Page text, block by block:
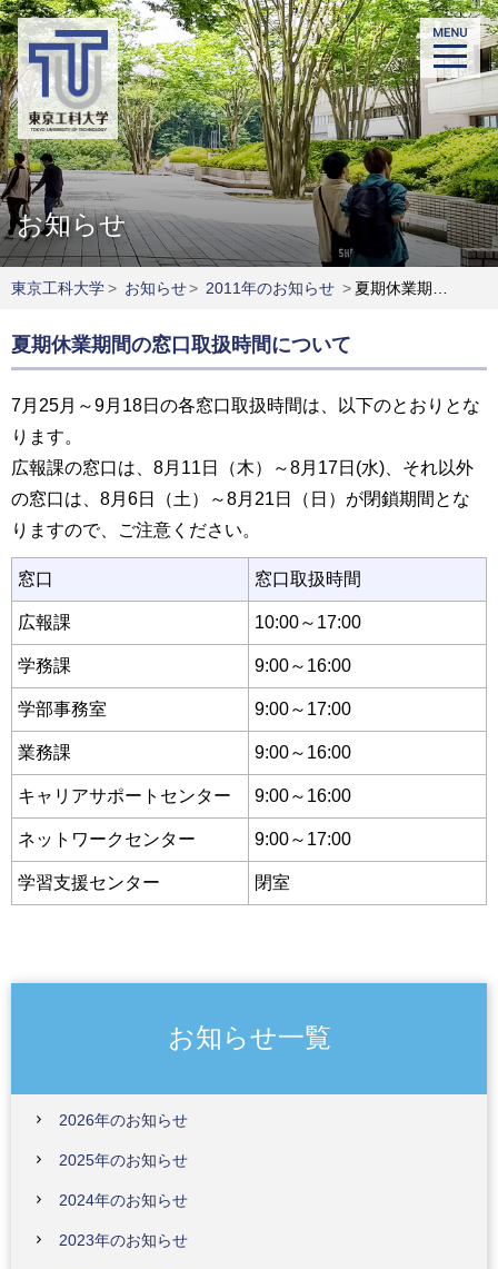
お知らせ
東京工科大学> お知らせ> 2011年のお知らせ > 夏期休業期間の窓口取扱時間について
夏期休業期間の窓口取扱時間について
7月25月～9月18日の各窓口取扱時間は、以下のとおりとな
ります。
広報課の窓口は、8月11日（木）～8月17日(水)、それ以外
の窓口は、8月6日（土）～8月21日（日）が閉鎖期間とな
りますので、ご注意ください。
窓口 窓口取扱時間
広報課 10:00～17:00
学務課 9:00～16:00
学部事務室 9:00～17:00
業務課 9:00～16:00
キャリアサポートセンター 9:00～16:00
ネットワークセンター 9:00～17:00
学習支援センター 閉室
お知らせ一覧
2026年のお知らせ
2025年のお知らせ
2024年のお知らせ
2023年のお知らせ